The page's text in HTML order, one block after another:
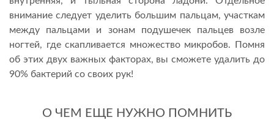
внимание следует уделить большим пальцам, участкам
между пальцами и зонам подушечек пальцев возле
ногтей, где скапливается множество микробов. Помня
об этих двух важных факторах, вы сможете удалить до
90% бактерий со своих рук!
О ЧЕМ ЕЩЕ НУЖНО ПОМНИТЬ